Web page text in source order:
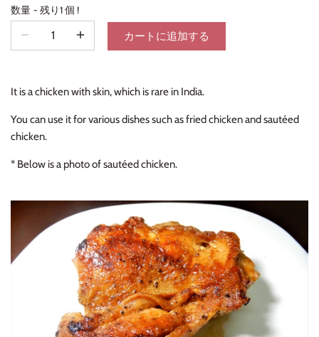
数量 残り1 個 !
カートに追加する
It is a chicken with skin, which is rare in India.
You can use it for various dishes such as fried chicken and sautéed
chicken.
* Below is a photo of sautéed chicken.